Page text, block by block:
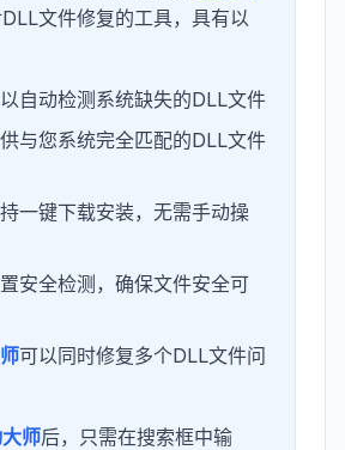
文件修复的工具，具有以
自动检测系统缺失的DLL文件
与您系统完全匹配的DLL文件
一键下载安装，无需手动操
安全检测，确保文件安全可
可以同时修复多个DLL文件问
师后，只需在搜索框中输